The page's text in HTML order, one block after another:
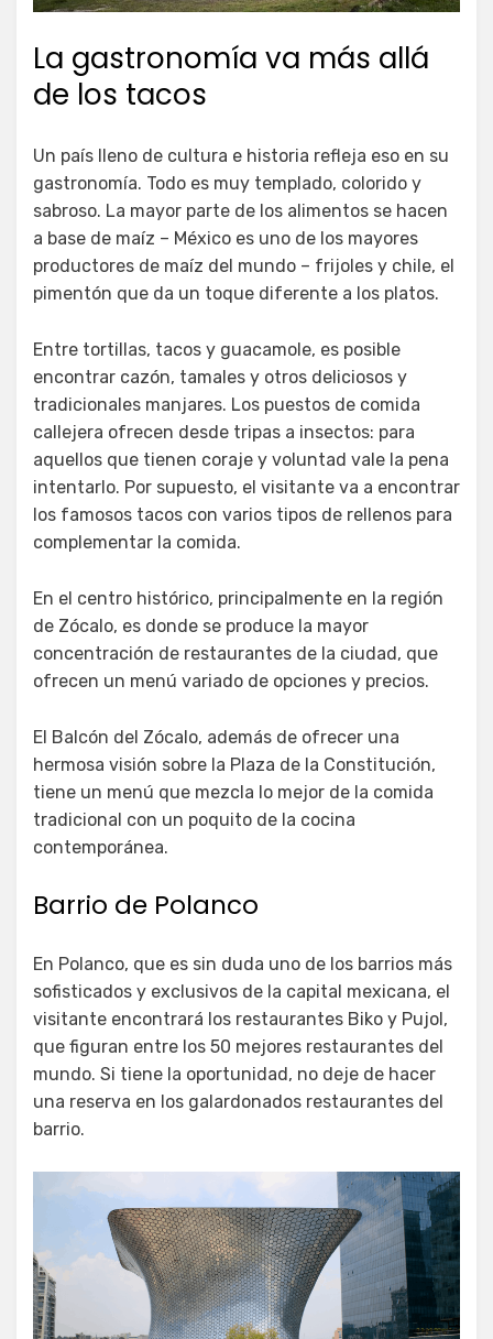
La gastronomía va más allá
de los tacos
Un país lleno de cultura e historia refleja eso en su
gastronomía. Todo es muy templado, colorido y
sabroso. La mayor parte de los alimentos se hacen
a base de maíz – México es uno de los mayores
productores de maíz del mundo – frijoles y chile, el
pimentón que da un toque diferente a los platos.
Entre tortillas, tacos y guacamole, es posible
encontrar cazón, tamales y otros deliciosos y
tradicionales manjares. Los puestos de comida
callejera ofrecen desde tripas a insectos: para
aquellos que tienen coraje y voluntad vale la pena
intentarlo. Por supuesto, el visitante va a encontrar
los famosos tacos con varios tipos de rellenos para
complementar la comida.
En el centro histórico, principalmente en la región
de Zócalo, es donde se produce la mayor
concentración de restaurantes de la ciudad, que
ofrecen un menú variado de opciones y precios.
El Balcón del Zócalo, además de ofrecer una
hermosa visión sobre la Plaza de la Constitución,
tiene un menú que mezcla lo mejor de la comida
tradicional con un poquito de la cocina
contemporánea.
Barrio de Polanco
En Polanco, que es sin duda uno de los barrios más
sofisticados y exclusivos de la capital mexicana, el
visitante encontrará los restaurantes Biko y Pujol,
que figuran entre los 50 mejores restaurantes del
mundo. Si tiene la oportunidad, no deje de hacer
una reserva en los galardonados restaurantes del
barrio.